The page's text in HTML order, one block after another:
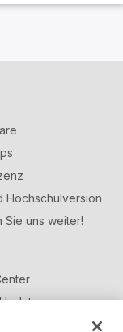
Hochschulversion
Sie uns weiter!